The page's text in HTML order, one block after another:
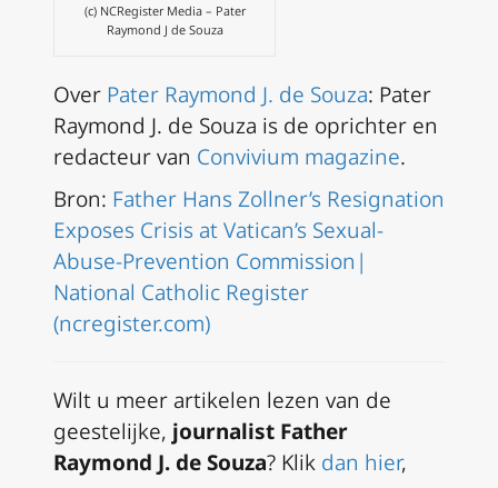
(c) NCRegister Media – Pater
Raymond J de Souza
Over Pater Raymond J. de Souza: Pater
Raymond J. de Souza is de oprichter en
redacteur van Convivium magazine.
Bron: Father Hans Zollner’s Resignation
Exposes Crisis at Vatican’s Sexual-
Abuse-Prevention Commission|
National Catholic Register
(ncregister.com)
Wilt u meer artikelen lezen van de
geestelijke, journalist Father
Raymond J. de Souza? Klik dan hier,